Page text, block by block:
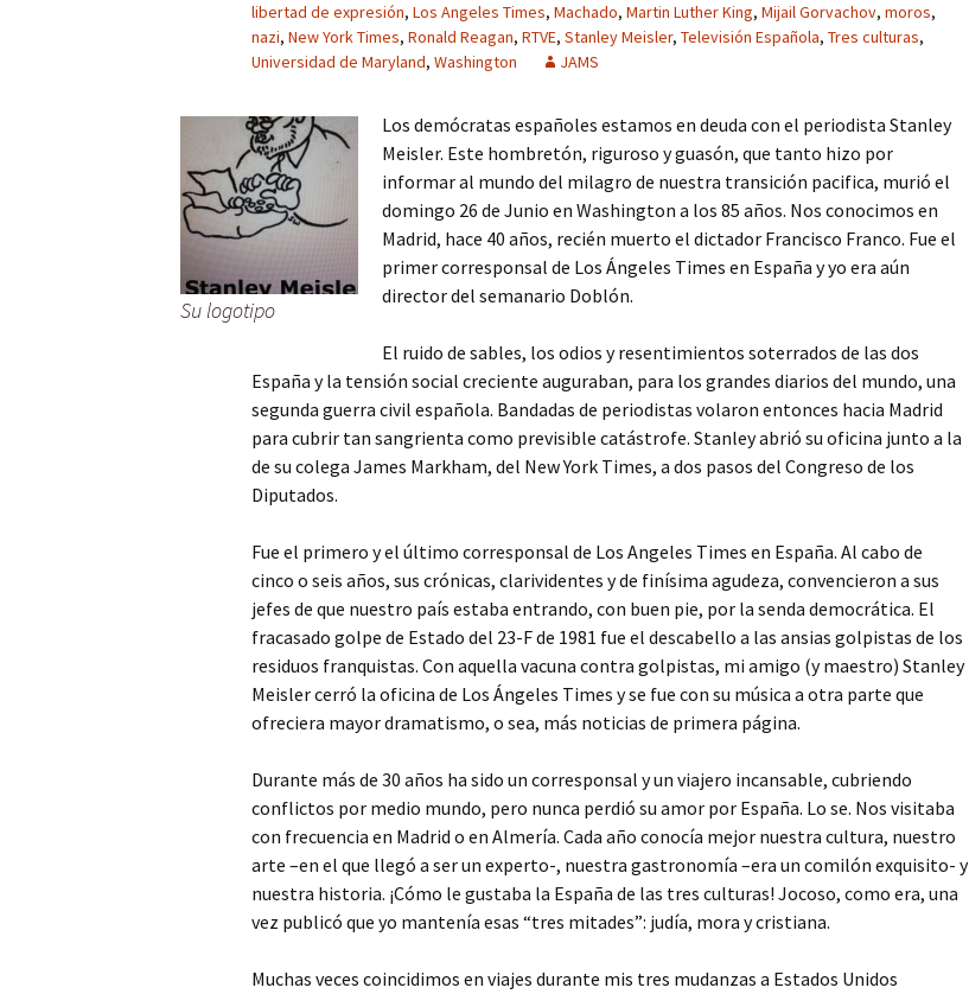
libertad de expresión, Los Angeles Times, Machado, Martin Luther King, Mijail Gorvachov, moros,
nazi, New York Times, Ronald Reagan, RTVE, Stanley Meisler, Televisión Española, Tres culturas,
Universidad de Maryland, Washington JAMS
Su logotipo
Los demócratas españoles estamos en deuda con el periodista Stanley
Meisler. Este hombretón, riguroso y guasón, que tanto hizo por
informar al mundo del milagro de nuestra transición pacifica, murió el
domingo 26 de Junio en Washington a los 85 años. Nos conocimos en
Madrid, hace 40 años, recién muerto el dictador Francisco Franco. Fue el
primer corresponsal de Los Ángeles Times en España y yo era aún
director del semanario Doblón.
El ruido de sables, los odios y resentimientos soterrados de las dos
España y la tensión social creciente auguraban, para los grandes diarios del mundo, una
segunda guerra civil española. Bandadas de periodistas volaron entonces hacia Madrid
para cubrir tan sangrienta como previsible catástrofe. Stanley abrió su oficina junto a la
de su colega James Markham, del New York Times, a dos pasos del Congreso de los
Diputados.
Fue el primero y el último corresponsal de Los Angeles Times en España. Al cabo de
cinco o seis años, sus crónicas, clarividentes y de finísima agudeza, convencieron a sus
jefes de que nuestro país estaba entrando, con buen pie, por la senda democrática. El
fracasado golpe de Estado del 23-F de 1981 fue el descabello a las ansias golpistas de los
residuos franquistas. Con aquella vacuna contra golpistas, mi amigo (y maestro) Stanley
Meisler cerró la oficina de Los Ángeles Times y se fue con su música a otra parte que
ofreciera mayor dramatismo, o sea, más noticias de primera página.
Durante más de 30 años ha sido un corresponsal y un viajero incansable, cubriendo
conflictos por medio mundo, pero nunca perdió su amor por España. Lo se. Nos visitaba
con frecuencia en Madrid o en Almería. Cada año conocía mejor nuestra cultura, nuestro
arte –en el que llegó a ser un experto-, nuestra gastronomía –era un comilón exquisito- y
nuestra historia. ¡Cómo le gustaba la España de las tres culturas! Jocoso, como era, una
vez publicó que yo mantenía esas “tres mitades”: judía, mora y cristiana.
Muchas veces coincidimos en viajes durante mis tres mudanzas a Estados Unidos